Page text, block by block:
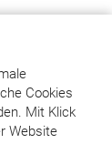
Cookies
Mit Klick
Website